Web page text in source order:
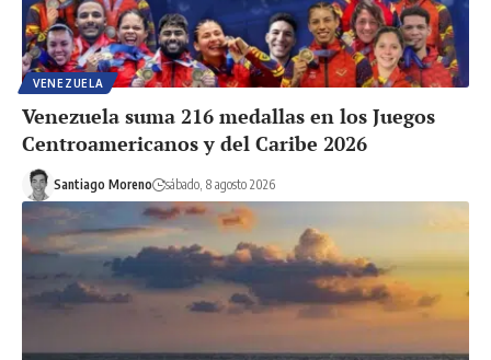
VENEZUELA
Venezuela suma 216 medallas en los Juegos
Centroamericanos y del Caribe 2026
Santiago Moreno sábado, 8 agosto 2026